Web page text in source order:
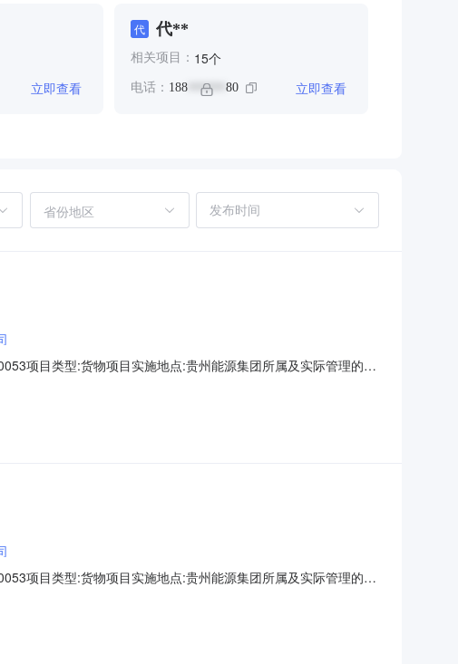
立即查看
代 代**
相关项目： 15个
电话： 188****** 80 立即查看
省份地区
项目类型:货物项目实施地点:贵州能源集团所属及实际管理的企
位：台；预估需求数量：30000；交货时间：按照签署的协议约
项目类型:货物项目实施地点:贵州能源集团所属及实际管理的企
位：台；预估需求数量：30000；交货时间：按照签署的协议约